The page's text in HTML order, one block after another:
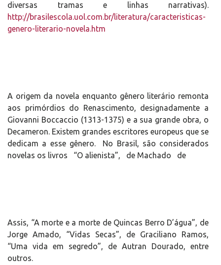
diversas tramas e linhas narrativas).
http://brasilescola.uol.com.br/literatura/caracteristicas-
genero-literario-novela.htm
A origem da novela enquanto gênero literário remonta
aos primórdios do Renascimento, designadamente a
Giovanni Boccaccio (1313-1375) e a sua grande obra, o
Decameron. Existem grandes escritores europeus que se
dedicam a esse gênero. No Brasil, são considerados
novelas os livros “O alienista”, de Machado de
Assis, “A morte e a morte de Quincas Berro D’água”, de
Jorge Amado, “Vidas Secas”, de Graciliano Ramos,
“Uma vida em segredo”, de Autran Dourado, entre
outros.